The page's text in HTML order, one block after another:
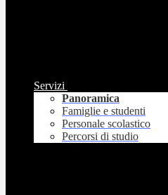
Servizi
Panoramica
Famiglie e studenti
Personale scolastico
Percorsi di studio